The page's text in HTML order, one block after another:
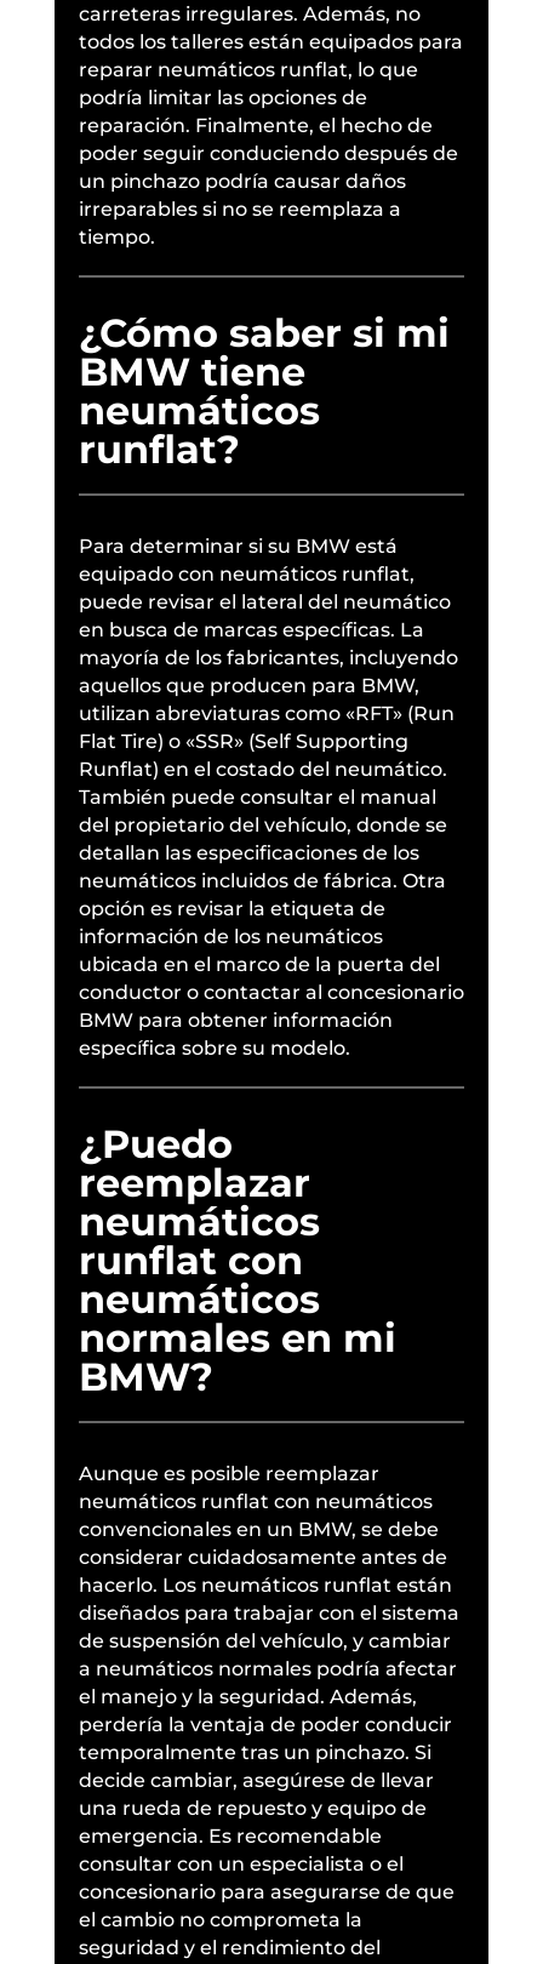
carreteras irregulares. Además, no
todos los talleres están equipados para
reparar neumáticos runflat, lo que
podría limitar las opciones de
reparación. Finalmente, el hecho de
poder seguir conduciendo después de
un pinchazo podría causar daños
irreparables si no se reemplaza a
tiempo.
¿Cómo saber si mi
BMW tiene
neumáticos
runflat?
Para determinar si su BMW está
equipado con neumáticos runflat,
puede revisar el lateral del neumático
en busca de marcas específicas. La
mayoría de los fabricantes, incluyendo
aquellos que producen para BMW,
utilizan abreviaturas como «RFT» (Run
Flat Tire) o «SSR» (Self Supporting
Runflat) en el costado del neumático.
También puede consultar el manual
del propietario del vehículo, donde se
detallan las especificaciones de los
neumáticos incluidos de fábrica. Otra
opción es revisar la etiqueta de
información de los neumáticos
ubicada en el marco de la puerta del
conductor o contactar al concesionario
BMW para obtener información
específica sobre su modelo.
¿Puedo
reemplazar
neumáticos
runflat con
neumáticos
normales en mi
BMW?
Aunque es posible reemplazar
neumáticos runflat con neumáticos
convencionales en un BMW, se debe
considerar cuidadosamente antes de
hacerlo. Los neumáticos runflat están
diseñados para trabajar con el sistema
de suspensión del vehículo, y cambiar
a neumáticos normales podría afectar
el manejo y la seguridad. Además,
perdería la ventaja de poder conducir
temporalmente tras un pinchazo. Si
decide cambiar, asegúrese de llevar
una rueda de repuesto y equipo de
emergencia. Es recomendable
consultar con un especialista o el
concesionario para asegurarse de que
el cambio no comprometa la
seguridad y el rendimiento del